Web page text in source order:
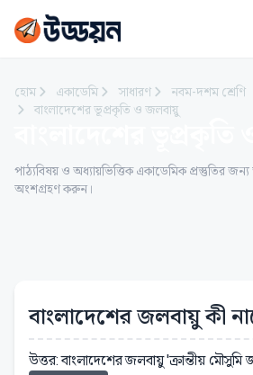
হোম একাডেমি সাধারণ
নবম-দশম শ্রেণি
বাংলাদেশের ভূপ্রকৃতি ও জলবায়ু
পাঠ্যবিষয় ও অধ্যায়ভিত্তিক একাডেমিক প্রস্তুতির
অংশগ্রহণ করুন।
বাংলাদেশের জলবায়ু কী
উত্তর: বাংলাদেশের জলবায়ু 'ক্রান্তীয় মৌসুমি